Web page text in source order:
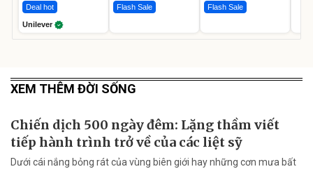
Deal hot
Unilever
Flash Sale Flash Sale
XEM THÊM ĐỜI SỐNG
Chiến dịch 500 ngày đêm: Lặng thầm viết
tiếp hành trình trở về của các liệt sỹ
Dưới cái nắng bỏng rát của vùng biên giới hay những cơn mưa bất